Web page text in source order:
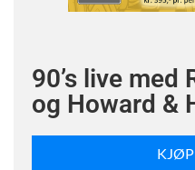
90’s live med
og Howard &
KJØP